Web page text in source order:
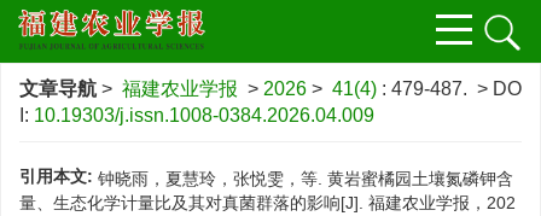
文章导航 > 福建农业学报 > 2026 > 41(4) : 479-487. > DO
I: 10.19303/j.issn.1008-0384.2026.04.009
引用本文: 钟晓雨，夏慧玲，张悦雯，等. 黄岩蜜橘园土壤氮磷钾含
量、生态化学计量比及其对真菌群落的影响[J]. 福建农业学报，202